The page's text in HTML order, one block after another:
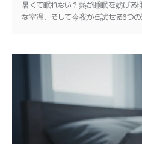
暑くて眠れない？熱が睡眠を妨げる
な室温、そして今夜から試せる6つ